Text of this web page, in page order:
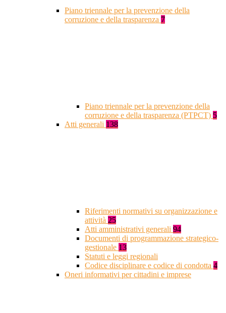
Piano triennale per la prevenzione della
corruzione e della trasparenza 7
Piano triennale per la prevenzione della
corruzione e della trasparenza (PTPCT) 5
Atti generali 138
Riferimenti normativi su organizzazione e
attività 25
Atti amministrativi generali 94
Documenti di programmazione strategico-
gestionale 13
Statuti e leggi regionali
Codice disciplinare e codice di condotta 4
Oneri informativi per cittadini e imprese